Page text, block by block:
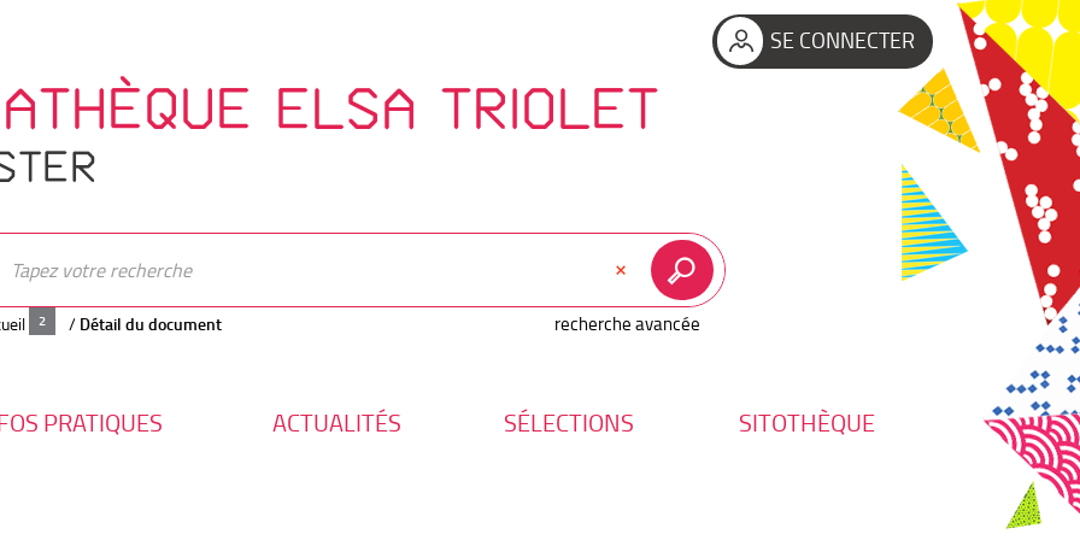
SE CONNECTER
ELSA TRIOLET
recherche avancée
/ Détail du document
PRATIQUES ACTUALITÉS SÉLECTIONS SITOTHÈQUE